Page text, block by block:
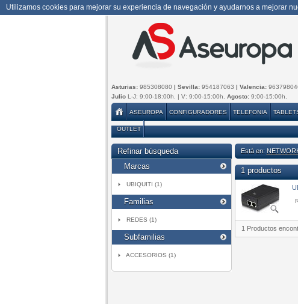
Utilizamos cookies para mejorar su experiencia de navegación y ayudarnos a mejorar
Asturias: 985308080 | Sevilla: 954187063 | Valencia:
JulioL-J: 9:00-18:00h. | V: 9:00-15:00h. Agosto:9:00-15:00h.
ASEUROPA CONFIGURADORES TELEFONIA
OUTLET
Refinar búsqueda
Marcas
UBIQUITI (1)
Familias
REDES (1)
Subfamilias
ACCESORIOS (1)
Está en:
1 productos
1 Productos